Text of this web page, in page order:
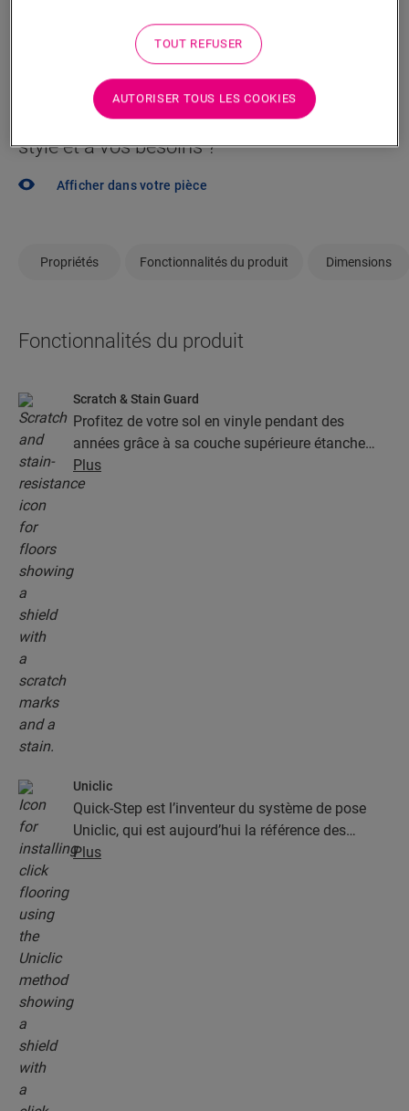
RECHERCHER
Pas sûr que ce sol corresponde à votre
style et à vos besoins ?
Afficher dans votre pièce
Propriétés Fonctionnalités du produit Dimensions
Fonctionnalités du produit
Scratch & Stain Guard
Profitez de votre sol en vinyle pendant des
années grâce à sa couche supérieure étanche
dotée de la technologie Stain & Scratch Guard.
Cette couche garantit une protection supérieure
Plus
Uniclic
Quick-Step est l’inventeur du système de pose
Uniclic, qui est aujourd’hui la référence des
systèmes de pose par encliquetage. Utilisez le
Plus
TOUT REFUSER
AUTORISER TOUS LES COOKIES